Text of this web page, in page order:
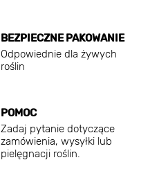
BEZPIECZNE PAKOWANIE
Odpowiednie dla żywych
roślin
POMOC
Zadaj pytanie dotyczące
zamówienia, wysyłki lub
pielęgnacji roślin.